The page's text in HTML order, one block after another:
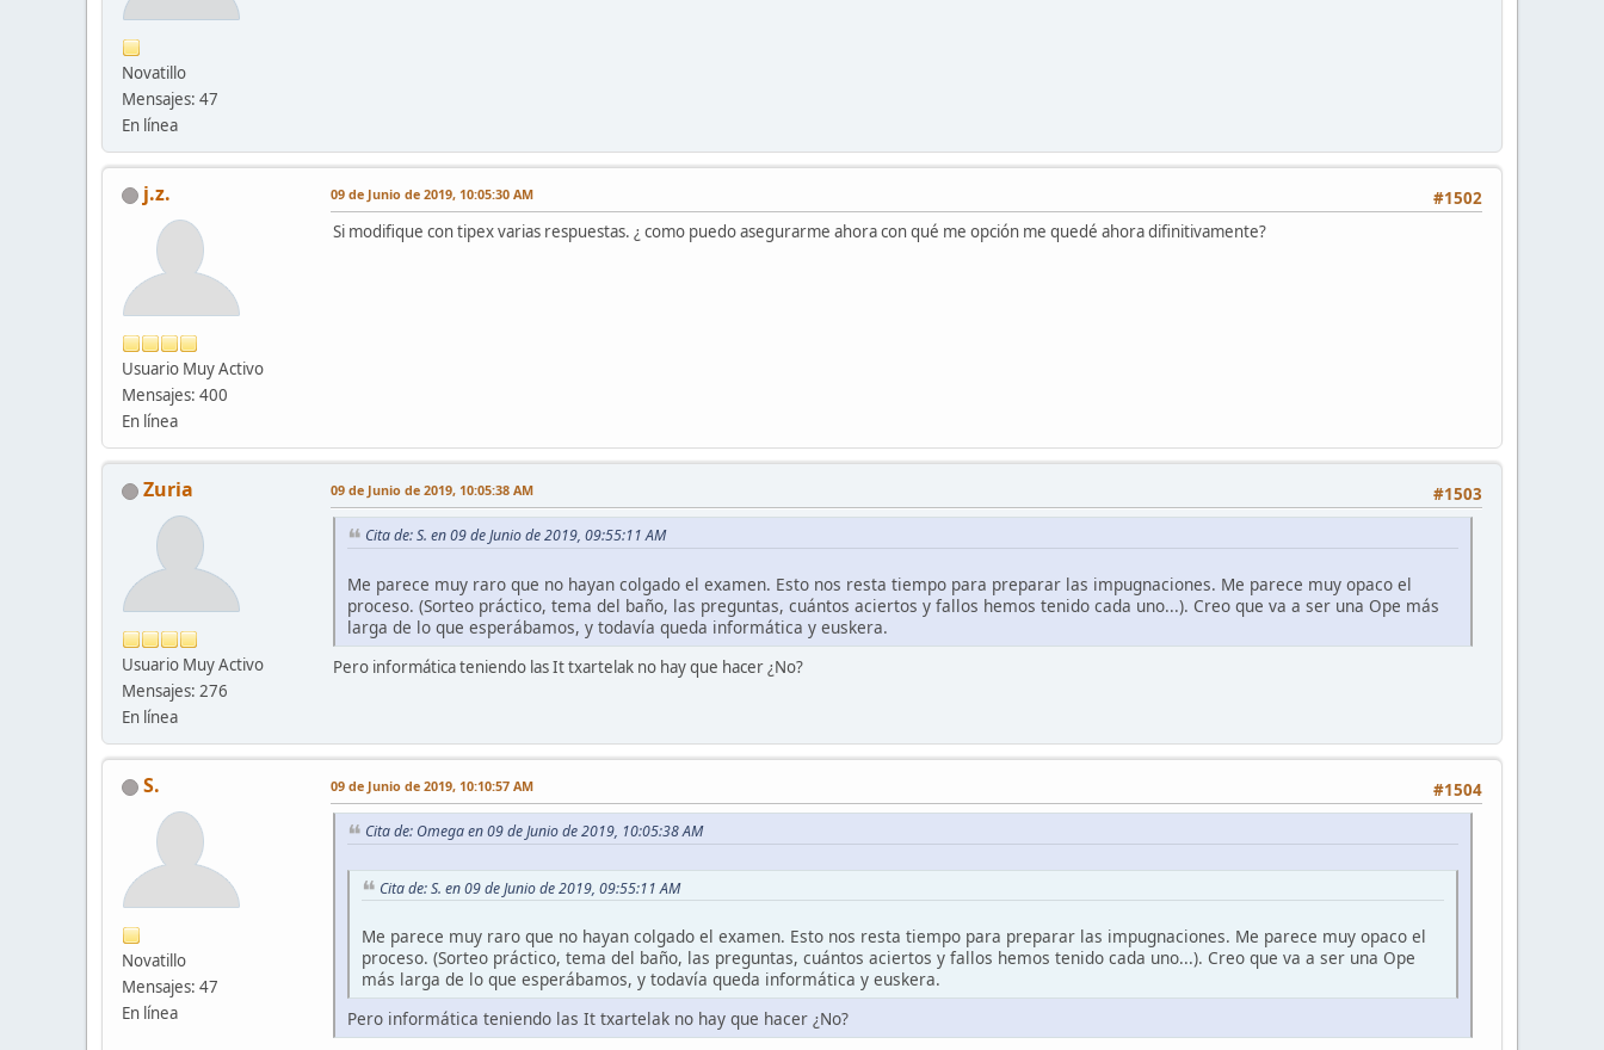
Novatillo
Mensajes: 47
En línea
j.z.
Usuario Muy Activo
Mensajes: 400
En línea
#1502
09 de Junio de 2019, 10:05:30 AM
Si modifique con tipex varias respuestas. ¿ como puedo asegurarme ahora con qué me opción me quedé ahora difinitivamente?
Zuria
Usuario Muy Activo
Mensajes: 276
En línea
#1503
09 de Junio de 2019, 10:05:38 AM
Cita de: S. en 09 de Junio de 2019, 09:55:11 AM
Me parece muy raro que no hayan colgado el examen. Esto nos resta tiempo para preparar las impugnaciones. Me parece muy opaco el
proceso. (Sorteo práctico, tema del baño, las preguntas, cuántos aciertos y fallos hemos tenido cada uno...). Creo que va a ser una Ope más
larga de lo que esperábamos, y todavía queda informática y euskera.
Pero informática teniendo las It txartelak no hay que hacer ¿No?
S.
Novatillo
Mensajes: 47
En línea
#1504
09 de Junio de 2019, 10:10:57 AM
Cita de: Omega en 09 de Junio de 2019, 10:05:38 AM
Cita de: S. en 09 de Junio de 2019, 09:55:11 AM
Me parece muy raro que no hayan colgado el examen. Esto nos resta tiempo para preparar las impugnaciones. Me parece muy opaco el
proceso. (Sorteo práctico, tema del baño, las preguntas, cuántos aciertos y fallos hemos tenido cada uno...). Creo que va a ser una Ope
más larga de lo que esperábamos, y todavía queda informática y euskera.
Pero informática teniendo las It txartelak no hay que hacer ¿No?